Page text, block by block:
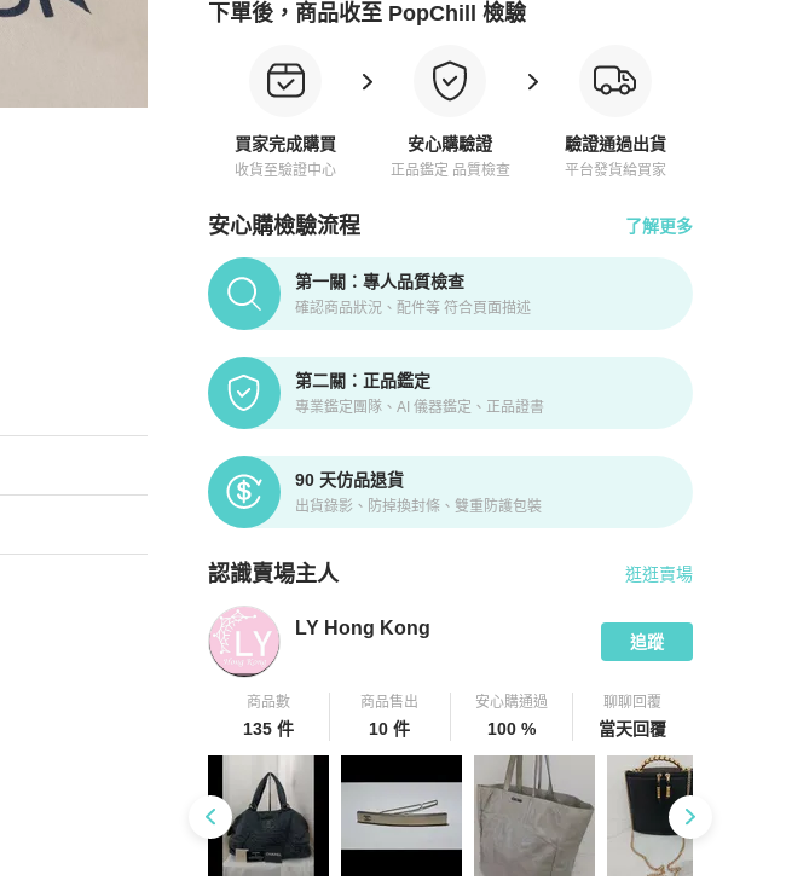
下單後，商品收至 PopChill 檢驗
買家完成購買
收貨至驗證中心
安心購驗證
正品鑑定 品質檢查
驗證通過出貨
平台發貨給買家
安心購檢驗流程 了解更多
PopChill拍拍圈正品驗證、安心購檢驗流程介紹
第一關：專人品質檢查
確認商品狀況、配件等 符合頁面描述
第二關：正品鑑定
專業鑑定團隊、AI 儀器鑑定、正品證書
90 天仿品退貨
出貨錄影、防掉換封條、雙重防護包裝
認識賣場主人
PopChill 拍拍圈嚴選賣家
逛逛賣場
LY Hong Kong
追蹤
商品數
135 件
商品售出
10 件
安心購通過
100 %
聊聊回覆
當天回覆